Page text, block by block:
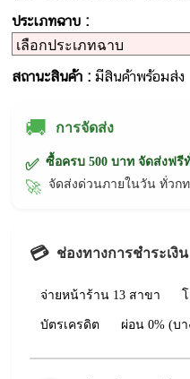
ประเภทฉาบ :
สถานะสินค้า :มีสินค้าพร้อมส่ง
🚚 การจัดส่ง
✅ ซื้อครบ 500 บาท จัดส่งฟรี
🚀 จัดส่งด่วนภายในวัน ทั่ว
💳 ช่องทางการชำระเงิน
จ่ายหน้าร้าน 13 สาขา
บัตรเครดิต ผ่อน 0% (บ